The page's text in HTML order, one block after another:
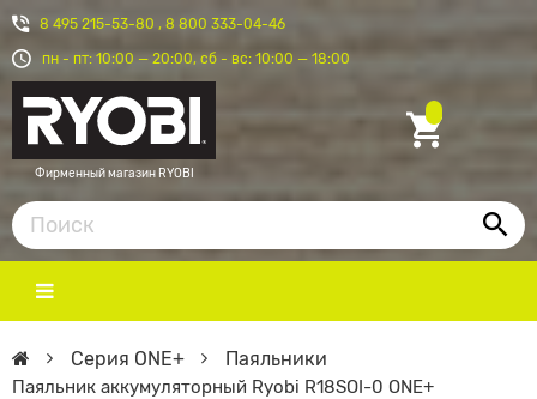
8 495 215-53-80 , 8 800 333-04-46
пн - пт: 10:00 — 20:00, сб - вс: 10:00 — 18:00
Фирменный магазин RYOBI
Серия ONE+ Паяльники
Паяльник аккумуляторный Ryobi R18SOI-0 ONE+